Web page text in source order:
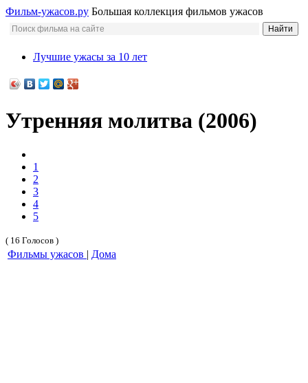
Фильм-ужасов.ру Большая коллекция фильмов ужасов
Лучшие ужасы за 10 лет
Утренняя молитва (2006)
1
2
3
4
5
( 16 Голосов )
Фильмы ужасов | Дома